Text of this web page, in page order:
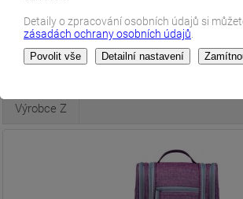
Detaily o zpracování osobních údajů si
zásadách ochrany osobních údajů
uložení hygienických potřeb doma i na
praktické varianty pro kartáčky, pasty,
Elegantní, skladné, snadno omyvatelné.
Výrobce Z